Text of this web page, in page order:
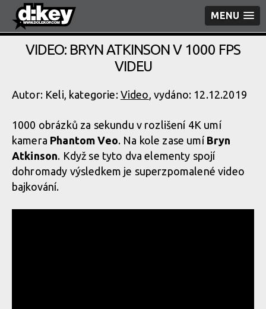
MENU
VIDEO: BRYN ATKINSON V 1000 FPS
VIDEU
Autor: Keli, kategorie: Video, vydáno: 12.12.2019
1000 obrázků za sekundu v rozlišení 4K umí
kamera Phantom Veo. Na kole zase umí Bryn
Atkinson. Když se tyto dva elementy spojí
dohromady výsledkem je superzpomalené video
bajkování.